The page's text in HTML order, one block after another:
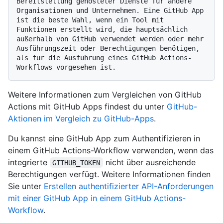
Organisationen und Unternehmen. Eine GitHub App
ist die beste Wahl, wenn ein Tool mit
Funktionen erstellt wird, die hauptsächlich
außerhalb von GitHub verwendet werden oder mehr
Ausführungszeit oder Berechtigungen benötigen,
als für die Ausführung eines GitHub Actions-
Weitere Informationen zum Vergleichen von GitHub
Actions mit GitHub Apps findest du unter GitHub-
Aktionen im Vergleich zu GitHub-Apps.
Du kannst eine GitHub App zum Authentifizieren in
einem GitHub Actions-Workflow verwenden, wenn das
integrierte
GITHUB_TOKEN
nicht über ausreichende
Berechtigungen verfügt. Weitere Informationen finden
Sie unter Erstellen authentifizierter API-Anforderungen
mit einer GitHub App in einem GitHub Actions-
Workflow.